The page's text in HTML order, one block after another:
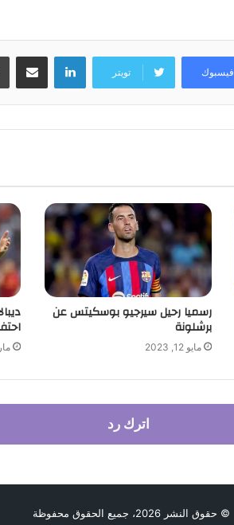
فيسبوك تويتر
لينكدإن مشاركة عبر
رسميا رحيل سيرجيو بوسكيتس عن
برشلونة
مايو 12, 2023
اترك رد
© حقوق النشر 2026، جميع الحقوق محفوظة